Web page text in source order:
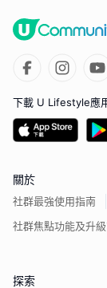
下載 U Lifestyle應
關於
社群最強使用指南
社群焦點功能及升
探索